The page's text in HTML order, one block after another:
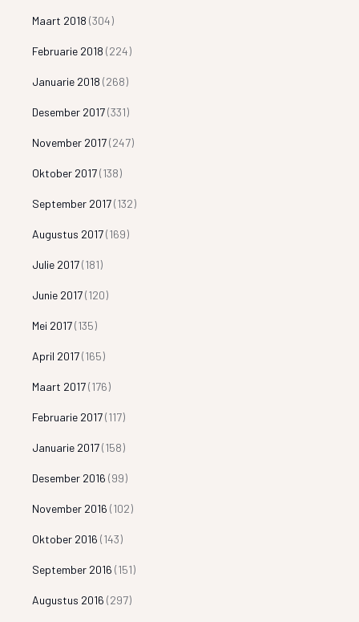
Maart 2018 (304)
Februarie 2018 (224)
Januarie 2018 (268)
Desember 2017(331)
November 2017(247)
Oktober 2017(138)
September 2017(132)
Augustus 2017(169)
Julie 2017(181)
Junie 2017(120)
Mei 2017(135)
April 2017(165)
Maart 2017(176)
Februarie 2017(117)
Januarie 2017(158)
Desember 2016 (99)
November 2016 (102)
Oktober 2016 (143)
September 2016 (151)
Augustus 2016 (297)